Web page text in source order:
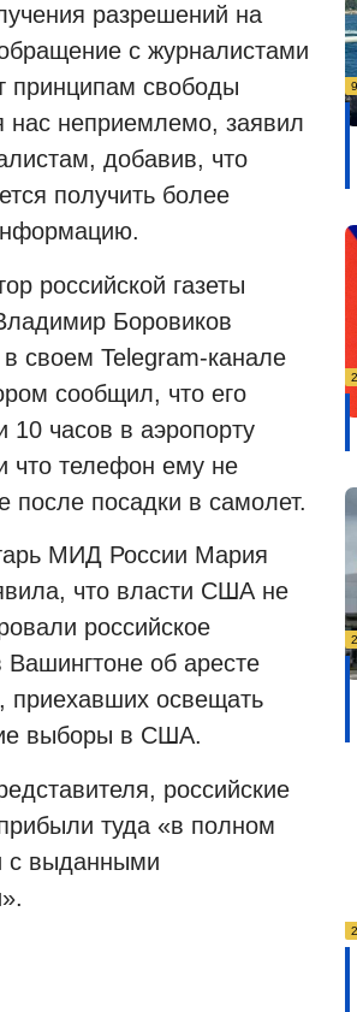
разрешений на
с журналистами
принципам свободы
нас неприемлемо, заявил
добавив, что
получить более
российской газеты
Боровиков
своем Telegram-канале
сообщил, что его
10 часов в аэропорту
что телефон ему не
после посадки в самолет.
МИД России Мария
что власти США не
российское
Вашингтоне об аресте
приехавших освещать
выборы в США.
российские
туда «в полном
с выданными